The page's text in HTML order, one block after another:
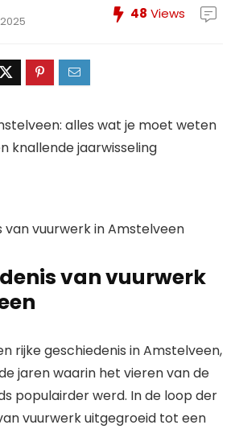
48 Views
van vuurwerk
rijke geschiedenis in Amstelveen,
jaren waarin het vieren van de
populairder werd. In de loop der
vuurwerk uitgegroeid tot een